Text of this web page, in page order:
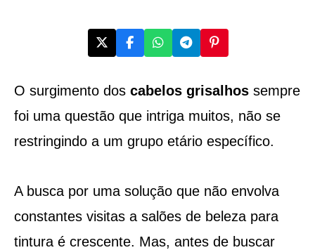
O surgimento dos cabelos grisalhossempre
foi uma questão que intriga muitos, não se
restringindo a um grupo etário específico.
A busca por uma solução que não envolva
constantes visitas a salões de beleza para
tintura é crescente. Mas, antes de buscar